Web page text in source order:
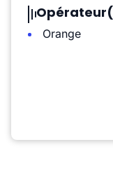
Orange